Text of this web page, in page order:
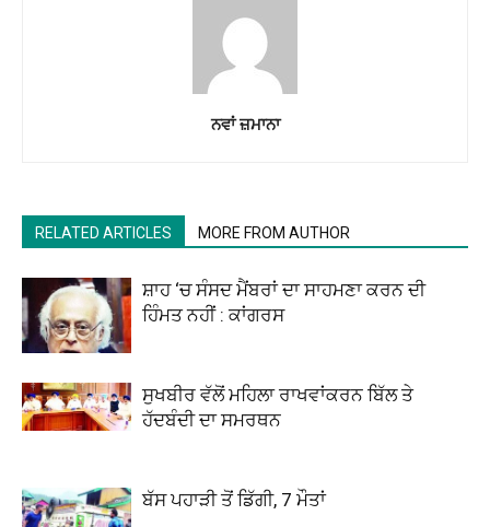
ਨਵਾਂ ਜ਼ਮਾਨਾ
RELATED ARTICLES MORE FROM AUTHOR
ਸ਼ਾਹ ‘ਚ ਸੰਸਦ ਮੈਂਬਰਾਂ ਦਾ ਸਾਹਮਣਾ ਕਰਨ ਦੀ
ਹਿੰਮਤ ਨਹੀਂ : ਕਾਂਗਰਸ
ਸੁਖਬੀਰ ਵੱਲੋਂ ਮਹਿਲਾ ਰਾਖਵਾਂਕਰਨ ਬਿੱਲ ਤੇ
ਹੱਦਬੰਦੀ ਦਾ ਸਮਰਥਨ
ਬੱਸ ਪਹਾੜੀ ਤੋਂ ਡਿੱਗੀ, 7 ਮੌਤਾਂ